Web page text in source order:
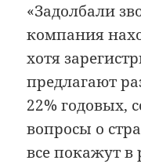
«Задолбали
компания
хотя
предлагают
22% годовых,
вопросы о
все покажут